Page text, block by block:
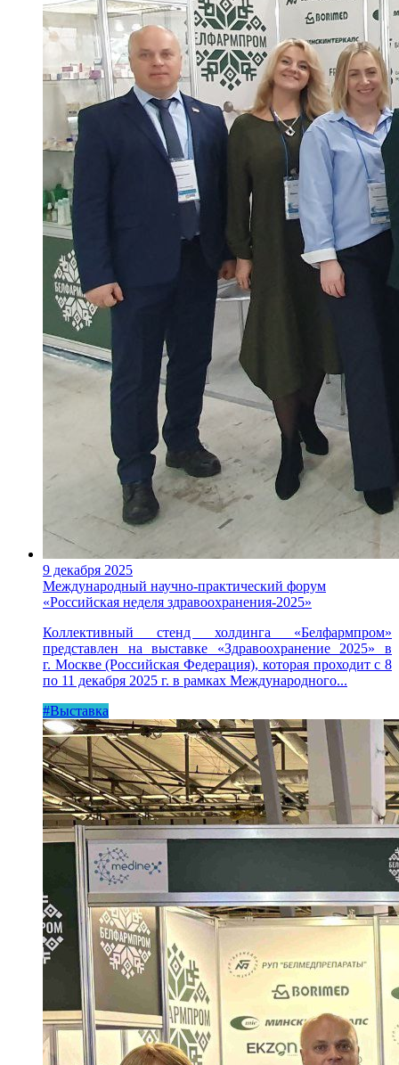
9 декабря 2025
Международный научно-практический форум
«Российская неделя здравоохранения-2025»
Коллективный стенд холдинга «Белфармпром»
представлен на выставке «Здравоохранение 2025» в
г. Москве (Российская Федерация), которая проходит с 8
по 11 декабря 2025 г. в рамках Международного...
#Выставка